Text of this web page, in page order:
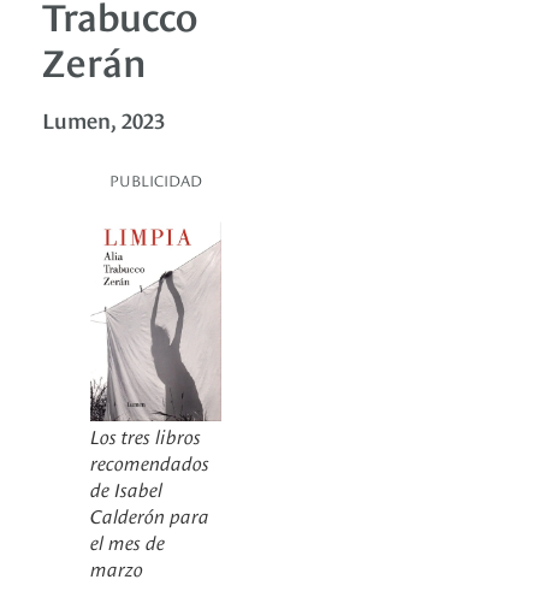
Trabucco
Zerán
Lumen, 2023
PUBLICIDAD
Los tres libros
recomendados
de Isabel
Calderón para
el mes de
marzo